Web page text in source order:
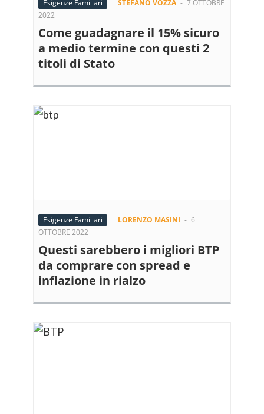
Esigenze Familiari STEFANO VOZZA - 7 OTTOBRE
2022
Come guadagnare il 15% sicuro
a medio termine con questi 2
titoli di Stato
Esigenze Familiari LORENZO MASINI - 6
OTTOBRE 2022
Questi sarebbero i migliori BTP
da comprare con spread e
inflazione in rialzo